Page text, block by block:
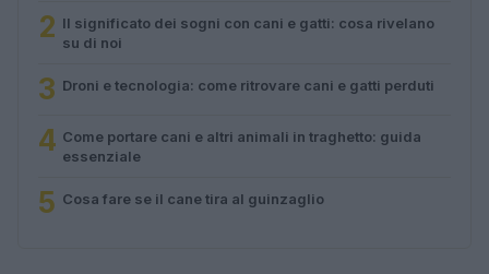
2 Il significato dei sogni con cani e gatti: cosa rivelano
su di noi
3 Droni e tecnologia: come ritrovare cani e gatti perduti
4 Come portare cani e altri animali in traghetto: guida
essenziale
5 Cosa fare se il cane tira al guinzaglio